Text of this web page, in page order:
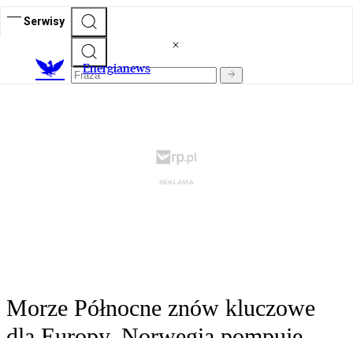
Serwisy
Energianews
Morze Północne znów kluczowe